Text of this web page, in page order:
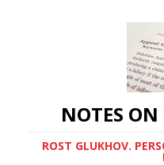
NOTES
ROST GLUKHOV.